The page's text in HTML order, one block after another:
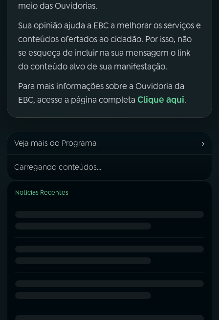
meio das Ouvidorias.
Sua opinião ajuda a EBC a melhorar os serviços e
conteúdos ofertados ao cidadão. Por isso, não
se esqueça de incluir na sua mensagem o link
do conteúdo alvo de sua manifestação.
Para mais informações sobre a Ouvidoria da
EBC, acesse a página completa Clique aqui.
Veja mais do Programa ›
Carregando conteúdos...
Notícias Recentes